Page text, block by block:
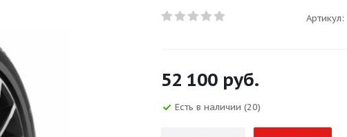
Артикул:
52 100 руб.
Есть в наличии (20)